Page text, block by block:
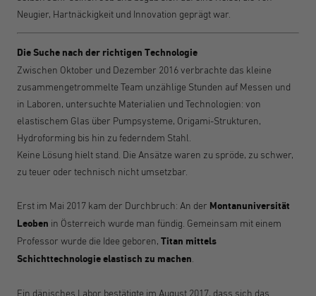
Neugier, Hartnäckigkeit und Innovation geprägt war.
Die Suche nach der richtigen Technologie
Zwischen Oktober und Dezember 2016 verbrachte das kleine
zusammengetrommelte Team unzählige Stunden auf Messen und
in Laboren, untersuchte Materialien und Technologien: von
elastischem Glas über Pumpsysteme, Origami-Strukturen,
Hydroforming bis hin zu federndem Stahl.
Keine Lösung hielt stand. Die Ansätze waren zu spröde, zu schwer,
zu teuer oder technisch nicht umsetzbar.
Erst im Mai 2017 kam der Durchbruch: An der Montanuniversität
Leoben in Österreich wurde man fündig. Gemeinsam mit einem
Professor wurde die Idee geboren, Titan mittels
Schichttechnologie elastisch zu machen
Ein dänisches Labor bestätigte im August 2017, dass sich das